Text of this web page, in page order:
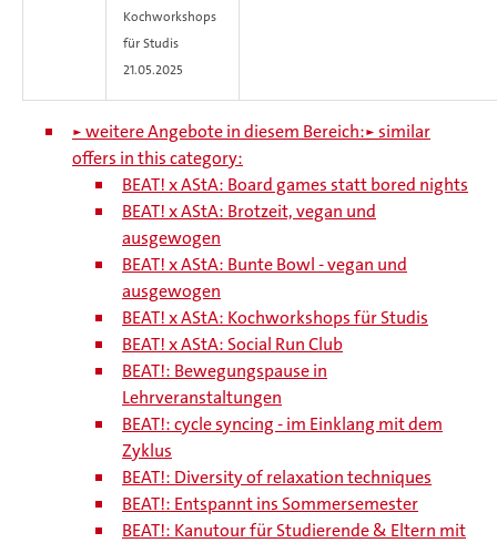
Kochworkshops
für Studis
21.05.2025
► weitere Angebote in diesem Bereich:► similar
offers in this category:
BEAT! x AStA: Board games statt bored nights
BEAT! x AStA: Brotzeit, vegan und
ausgewogen
BEAT! x AStA: Bunte Bowl - vegan und
ausgewogen
BEAT! x AStA: Kochworkshops für Studis
BEAT! x AStA: Social Run Club
BEAT!: Bewegungspause in
Lehrveranstaltungen
BEAT!: cycle syncing - im Einklang mit dem
Zyklus
BEAT!: Diversity of relaxation techniques
BEAT!: Entspannt ins Sommersemester
BEAT!: Kanutour für Studierende & Eltern mit